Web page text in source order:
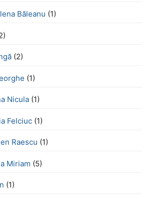
Băleanu (1)
(2)
(1)
Nicula (1)
Felciuc (1)
Raescu (1)
Miriam (5)
(1)